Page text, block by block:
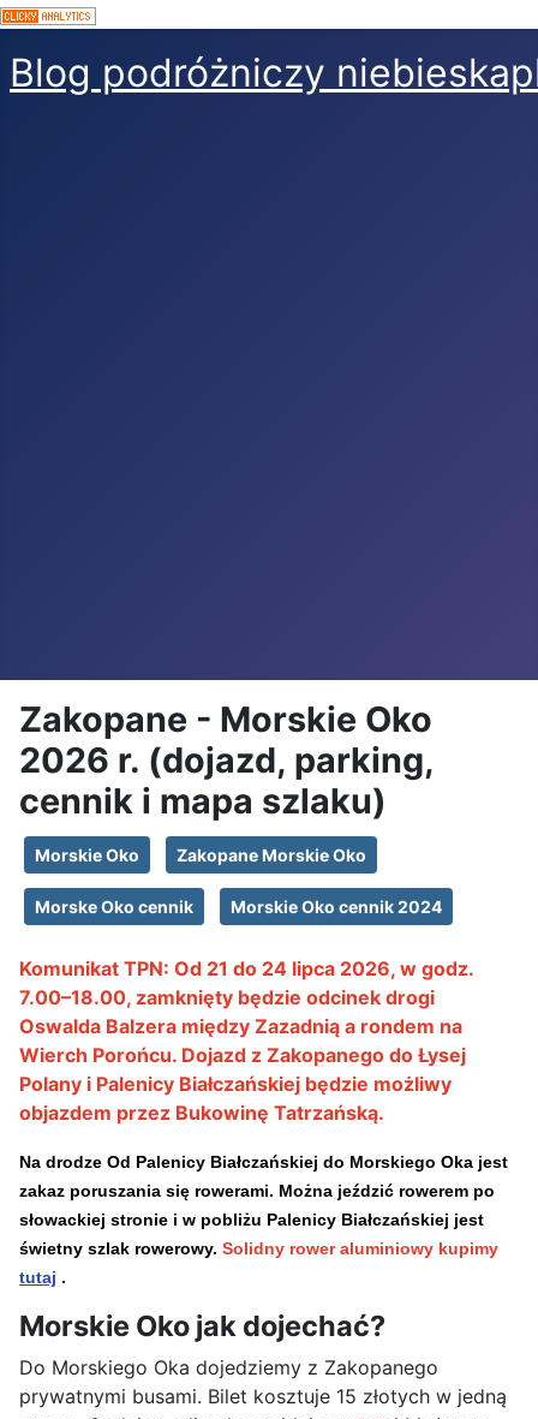
Blog podróżniczy
Zakopane - Morskie Oko
2026 r. (dojazd, parking,
cennik i mapa szlaku)
Morskie Oko Zakopane Morskie Oko
Morske Oko cennik Morskie Oko cennik 2024
Komunikat TPN: Od 21 do 24 lipca 2026, w godz.
7.00–18.00, zamknięty będzie odcinek drogi
Oswalda Balzera między Zazadnią a rondem na
Wierch Porońcu. Dojazd z Zakopanego do Łysej
Polany i Palenicy Białczańskiej będzie możliwy
objazdem przez Bukowinę Tatrzańską.
Na drodze Od Palenicy Białczańskiej do Morskiego Oka jest
zakaz poruszania się rowerami. Można jeździć rowerem po
słowackiej stronie i w pobliżu Palenicy Białczańskiej jest
świetny szlak rowerowy. Solidny rower aluminiowy kupimy
tutaj .
Morskie Oko jak dojechać?
Do Morskiego Oka dojedziemy z Zakopanego
prywatnymi busami. Bilet kosztuje 15 złotych w jedną